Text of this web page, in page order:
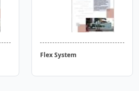
Flex System